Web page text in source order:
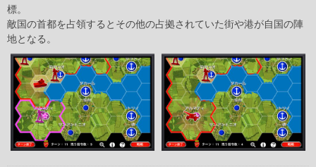
標。
敵国の首都を占領するとその他の占拠されていた街や港が自国の陣
地となる。